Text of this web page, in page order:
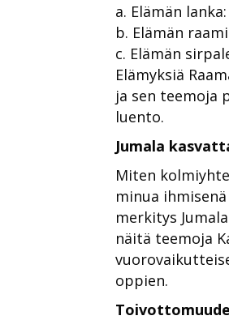
a. Elämän
b. Elämän
c. Elämän
Elämyksiä
ja sen teemoja
luento.
Jumala
Miten
minua
merkitys
näitä teemoja
oppien.